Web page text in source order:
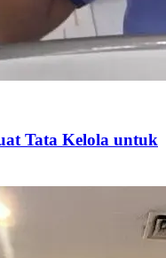
Tata Kelola untuk